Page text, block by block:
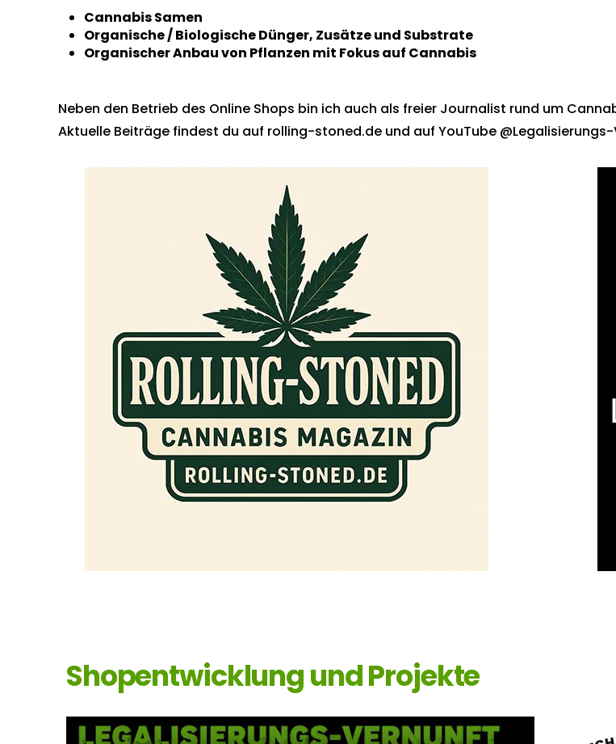
Cannabis Samen
Organische / Biologische Dünger, Zusätze und Substrate
Organischer Anbau von Pflanzen mit Fokus auf Cannabis
Neben den Betrieb des Online Shops bin ich auch als freier Journalist rund um
Aktuelle Beiträge findest du auf rolling-stoned.de und auf YouTube
Shopentwicklung und Projekte